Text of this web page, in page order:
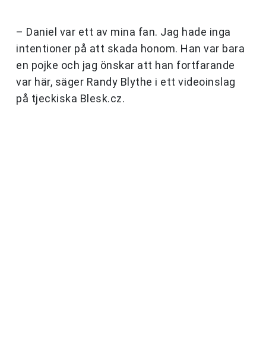
– Daniel var ett av mina fan. Jag hade inga
intentioner på att skada honom. Han var bara
en pojke och jag önskar att han fortfarande
var här, säger Randy Blythe i ett videoinslag
på tjeckiska Blesk.cz.